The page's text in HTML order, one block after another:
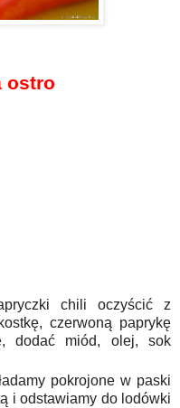
ostro
chili oczyścić z
czerwoną paprykę
dodać miód, olej, sok
pokrojone w paski
i odstawiamy do lodówki